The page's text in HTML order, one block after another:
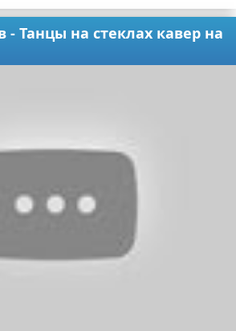
Танцы на стеклах кавер на